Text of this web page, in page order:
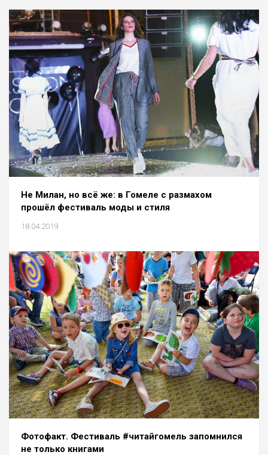
Не Милан, но всё же: в Гомеле с размахом
прошёл фестиваль моды и стиля
18.04.2019
Фотофакт. Фестиваль #читайгомель запомнился
не только книгами